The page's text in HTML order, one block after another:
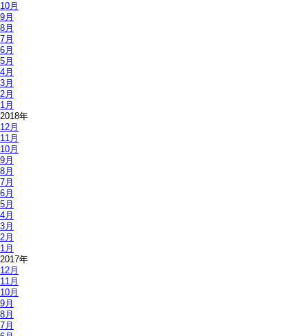
10月
9月
8月
7月
6月
5月
4月
3月
2月
1月
2018年
12月
11月
10月
9月
8月
7月
6月
5月
4月
3月
2月
1月
2017年
12月
11月
10月
9月
8月
7月